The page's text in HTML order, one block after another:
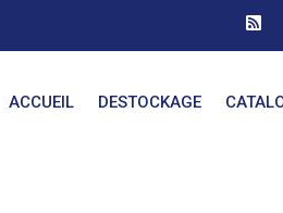

ACCUEIL DESTOCKAGE